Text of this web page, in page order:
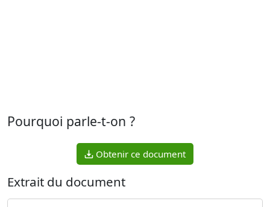
Pourquoi parle-t-on ?
Obtenir ce document
Extrait du document